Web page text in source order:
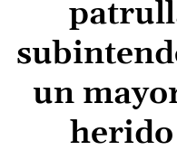
un
herido